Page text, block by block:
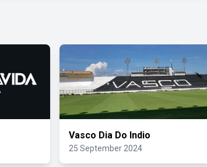
Vasco Dia Do Indio
25 September 2024